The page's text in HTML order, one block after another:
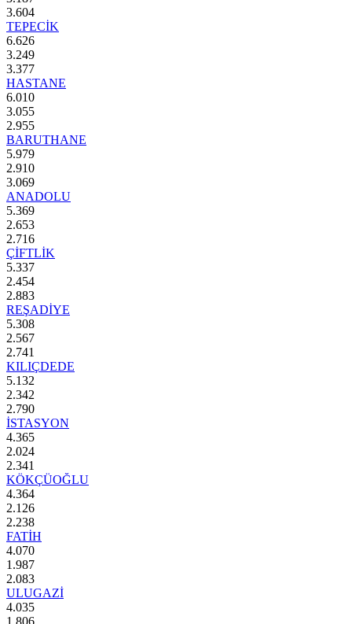
3.604
TEPECİK
6.626
3.249
3.377
HASTANE
6.010
3.055
2.955
BARUTHANE
5.979
2.910
3.069
ANADOLU
5.369
2.653
2.716
ÇİFTLİK
5.337
2.454
2.883
REŞADİYE
5.308
2.567
2.741
KILIÇDEDE
5.132
2.342
2.790
İSTASYON
4.365
2.024
2.341
KÖKÇÜOĞLU
4.364
2.126
2.238
FATİH
4.070
1.987
2.083
ULUGAZİ
4.035
1.806